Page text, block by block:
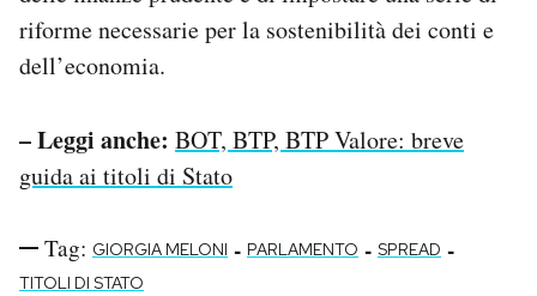
riforme necessarie per la sostenibilità dei conti e
dell’economia.
– Leggi anche: BOT, BTP, BTP Valore: breve
guida ai titoli di Stato
Tag: GIORGIA MELONI - PARLAMENTO - SPREAD -
TITOLI DI STATO